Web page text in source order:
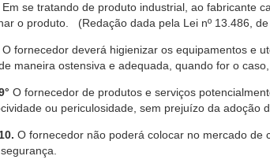
Em se tratando de produto industrial, ao fabricante
o produto. (Redação dada pela Lei nº 13.486,
O fornecedor deverá higienizar os equipamentos e
maneira ostensiva e adequada, quando for o
O fornecedor de produtos e serviços
ou periculosidade, sem prejuízo da adoção
O fornecedor não poderá colocar no mercado de